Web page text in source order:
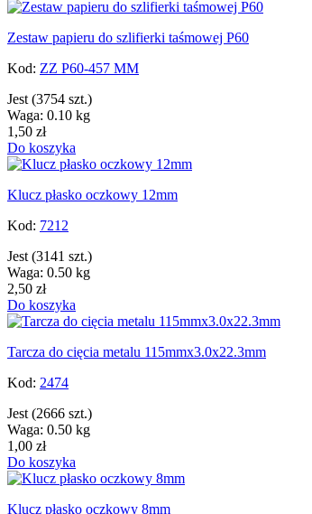
Zestaw papieru do szlifierki taśmowej P60
Kod: ZZ P60-457 MM
Jest(3754 szt.)
Waga: 0.10 kg
1,50 zł
Do koszyka
Klucz płasko oczkowy 12mm
Kod: 7212
Jest(3141 szt.)
Waga: 0.50 kg
2,50 zł
Do koszyka
Tarcza do cięcia metalu 115mmx3.0x22.3mm
Kod: 2474
Jest(2666 szt.)
Waga: 0.50 kg
1,00 zł
Do koszyka
Klucz płasko oczkowy 8mm